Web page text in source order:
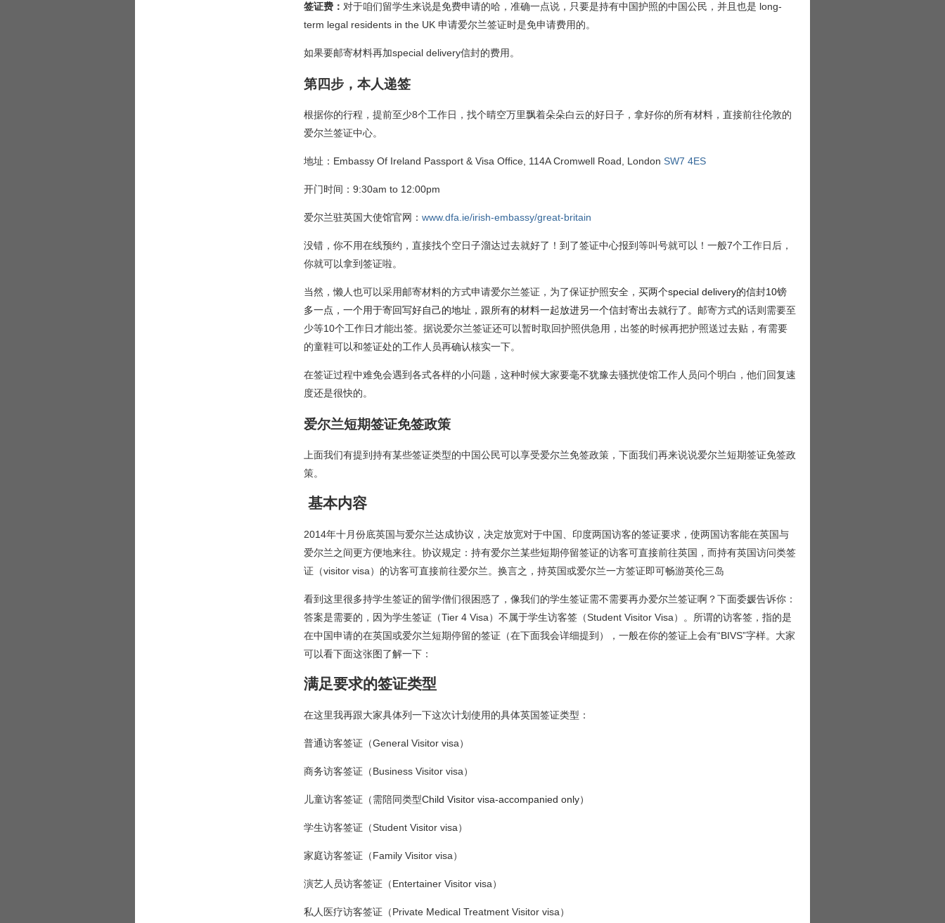
签证费： 对于咱们留学生来说是免费申请的哈，准确一点说，只要是持有中国护照的中国公民，并且也是 long-
term legal residents in the UK 申请爱尔兰签证时是免申请费用的。
如果要邮寄材料再加special delivery信封的费用。
第四步，本人递签
根据你的行程，提前至少8个工作日，找个晴空万里飘着朵朵白云的好日子，拿好你的所有材料，直接前往伦敦的
爱尔兰签证中心。
地址：Embassy Of Ireland Passport & Visa Office, 114A Cromwell Road, London SW7 4ES
开门时间：9:30am to 12:00pm
爱尔兰驻英国大使馆官网： www.dfa.ie/irish-embassy/great-britain
没错，你不用在线预约，直接找个空日子溜达过去就好了！到了签证中心报到等叫号就可以！一般7个工作日后，
你就可以拿到签证啦。
当然，懒人也可以采用邮寄材料的方式申请爱尔兰签证，为了保证护照安全， 买两个special delivery的信封10镑
多一点，一个用于寄回写好自己的地址，跟所有的材料一起放进另一个信封寄出去就行了。 邮寄方式的话则需要至
少等10个工作日才能出签。据说爱尔兰签证还可以暂时取回护照供急用，出签的时候再把护照送过去贴，有需要
的童鞋可以和签证处的工作人员再确认核实一下。
在签证过程中难免会遇到各式各样的小问题，这种时候大家要毫不犹豫去骚扰使馆工作人员问个明白，他们回复速
度还是很快的。
爱尔兰短期签证免签政策
上面我们有提到持有某些签证类型的中国公民可以享受爱尔兰免签政策，下面我们再来说说爱尔兰短期签证免签政
策。
基本内容
2014年十月份底英国与爱尔兰达成协议，决定放宽对于中国、印度两国访客的签证要求，使两国访客能在英国与
爱尔兰之间更方便地来往。协议规定：持有爱尔兰某些短期停留签证的访客可直接前往英国，而持有英国访问类签
证（visitor visa）的访客可直接前往爱尔兰。换言之，持英国或爱尔兰一方签证即可畅游英伦三岛
看到这里很多持学生签证的留学僧们很困惑了，像我们的学生签证需不需要再办爱尔兰签证啊？下面委媛告诉你：
答案是需要的，因为学生签证（Tier 4 Visa）不属于学生访客签（Student Visitor Visa）。所谓的访客签，指的是
在中国申请的在英国或爱尔兰短期停留的签证（在下面我会详细提到），一般在你的签证上会有“BIVS”字样。大家
可以看下面这张图了解一下：
满足要求的签证类型
在这里我再跟大家具体列一下这次计划使用的具体英国签证类型：
普通访客签证（General Visitor visa）
商务访客签证（Business Visitor visa）
儿童访客签证（需陪同类型Child Visitor visa-accompanied only）
学生访客签证（Student Visitor visa）
家庭访客签证（Family Visitor visa）
演艺人员访客签证（Entertainer Visitor visa）
私人医疗访客签证（Private Medical Treatment Visitor visa）